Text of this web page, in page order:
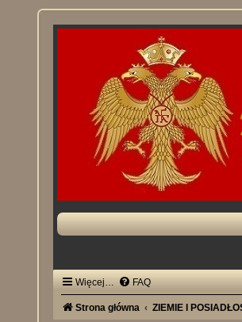
Więcej… FAQ
Strona główna ZIEMIE I